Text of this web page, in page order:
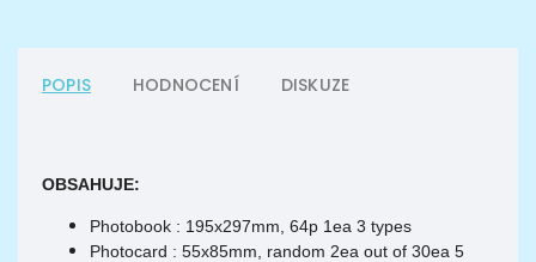
POPIS HODNOCENÍ DISKUZE
OBSAHUJE:
Photobook : 195x297mm, 64p 1ea 3 types
Photocard : 55x85mm, random 2ea out of 30ea 5